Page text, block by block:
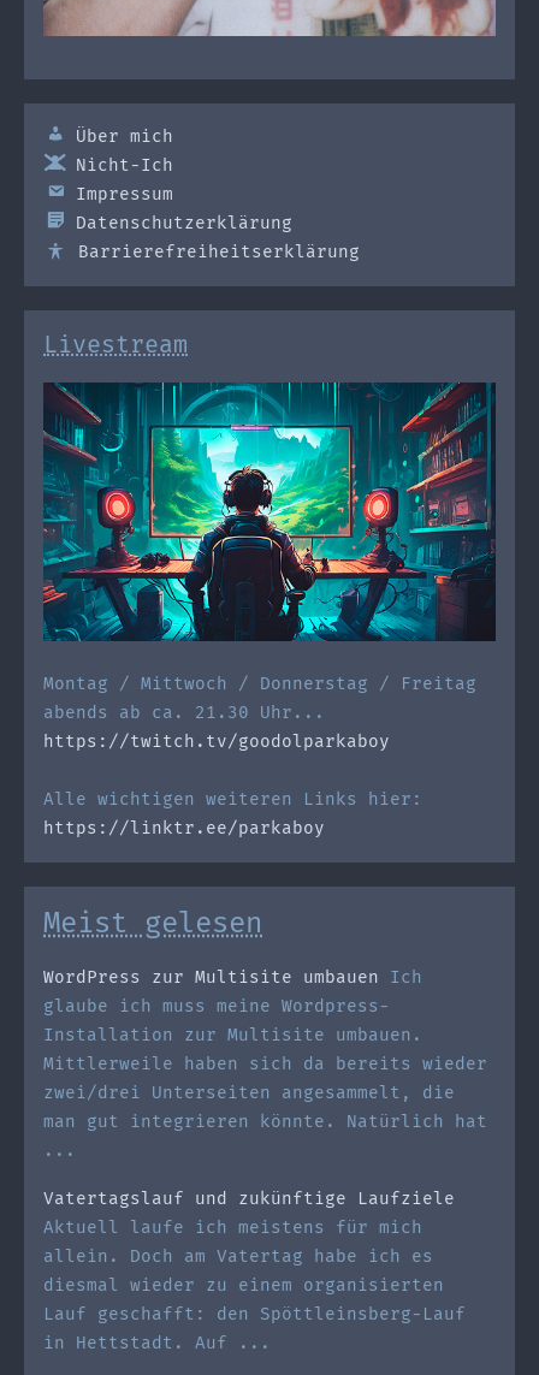
Über mich
Nicht-Ich
Impressum
Datenschutzerklärung
Barrierefreiheitserklärung
Livestream
Montag / Mittwoch / Donnerstag / Freitag
abends ab ca. 21.30 Uhr...
https://twitch.tv/goodolparkaboy
Alle wichtigen weiteren Links hier:
https://linktr.ee/parkaboy
Meist gelesen
WordPress zur Multisite umbauen
Ich
glaube ich muss meine Wordpress-
Installation zur Multisite umbauen.
Mittlerweile haben sich da bereits wieder
zwei/drei Unterseiten angesammelt, die
man gut integrieren könnte. Natürlich hat
...
Vatertagslauf und zukünftige Laufziele
Aktuell laufe ich meistens für mich
allein. Doch am Vatertag habe ich es
diesmal wieder zu einem organisierten
Lauf geschafft: den Spöttleinsberg-Lauf
in Hettstadt. Auf ...